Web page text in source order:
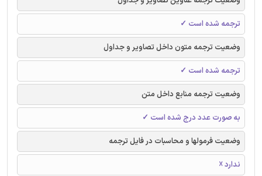
ترجمه شده است ✓
وضعیت ترجمه متون داخل تصاویر و جداول
ترجمه شده است ✓
وضعیت ترجمه منابع داخل متن
به صورت عدد درج شده است ✓
وضعیت فرمولها و محاسبات در فایل ترجمه
ندارد ☓